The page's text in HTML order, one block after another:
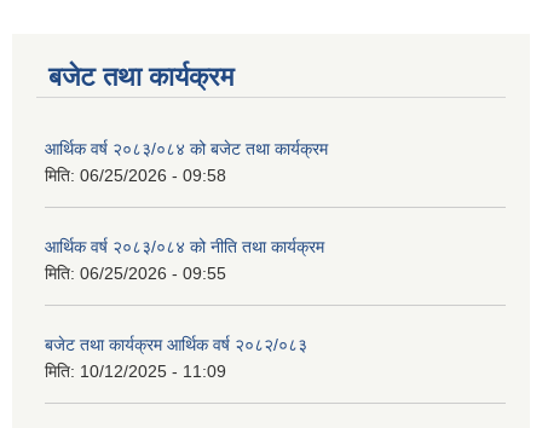
बजेट तथा कार्यक्रम
आर्थिक वर्ष २०८३/०८४ को बजेट तथा कार्यक्रम
मिति: 06/25/2026 - 09:58
आर्थिक वर्ष २०८३/०८४ को नीति तथा कार्यक्रम
मिति: 06/25/2026 - 09:55
बजेट तथा कार्यक्रम आर्थिक वर्ष २०८२/०८३
मिति: 10/12/2025 - 11:09